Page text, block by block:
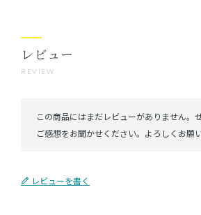
REVIEW
レビュー
レビューを書く